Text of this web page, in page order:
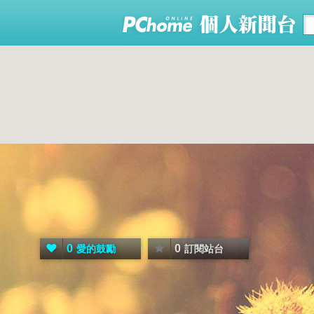
0 愛的鼓勵 0 訂閱站台